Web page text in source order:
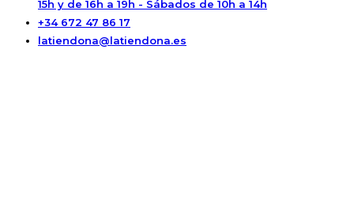
15h y de 16h a 19h - Sábados de 10h a 14h
+34 672 47 86 17
latiendona@latiendona.es